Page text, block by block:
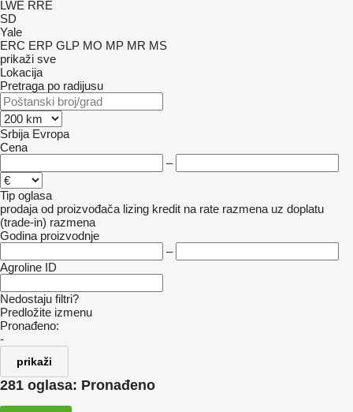
LWE RRE
SD
Yale
ERC ERP GLP MO MP MR MS
prikaži sve
Lokacija
Pretraga po radijusu
Srbija Evropa
Cena
–
Tip oglasa
prodaja od proizvođača lizing kredit na rate razmena uz doplatu
(trade-in) razmena
Godina proizvodnje
–
Agroline ID
Nedostaju filtri?
Predložite izmenu
Pronađeno:
-
prikaži
281 oglasa: Pronađeno